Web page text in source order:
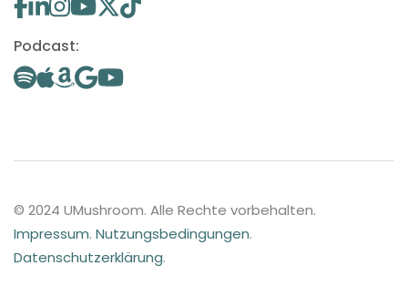
Podcast:
© 2024 UMushroom. Alle Rechte vorbehalten.
Impressum. Nutzungsbedingungen.
Datenschutzerklärung.